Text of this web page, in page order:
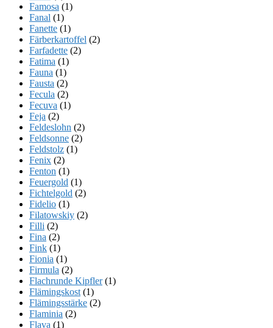
Famosa (1)
Fanal (1)
Fanette (1)
Färberkartoffel (2)
Farfadette (2)
Fatima (1)
Fauna (1)
Fausta (2)
Fecula (2)
Fecuva (1)
Feja (2)
Feldeslohn (2)
Feldsonne (2)
Feldstolz (1)
Fenix (2)
Fenton (1)
Feuergold (1)
Fichtelgold (2)
Fidelio (1)
Filatowskiy (2)
Filli (2)
Fina (2)
Fink (1)
Fionia (1)
Firmula (2)
Flachrunde Kipfler(1)
Flämingskost (1)
Flämingsstärke (2)
Flaminia (2)
Flava (1)